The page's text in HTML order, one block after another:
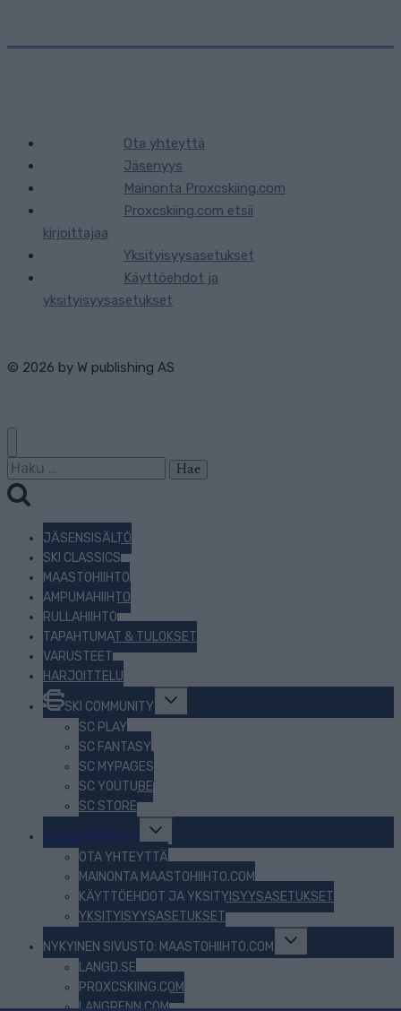
Ota yhteyttä
Jäsenyys
Mainonta Proxcskiing.com
Proxcskiing.com etsii
kirjoittajaa
Yksityisyysasetukset
Käyttöehdot ja
yksityisyysasetukset
© 2026 by W publishing AS
Haku:
JÄSENSISÄLTÖ
SKI CLASSICS
MAASTOHIIHTO
AMPUMAHIIHTO
RULLAHIIHTO
TAPAHTUMAT & TULOKSET
VARUSTEET
HARJOITTELU
SKI COMMUNITY
Toggle
child
menu
SC PLAY
SC FANTASY
SC MYPAGES
SC YOUTUBE
SC STORE
TIETOJA MEISTÄ
Toggle
child
menu
OTA YHTEYTTÄ
MAINONTA MAASTOHIIHTO.COM
KÄYTTÖEHDOT JA YKSITYISYYSASETUKSET
YKSITYISYYSASETUKSET
NYKYINEN SIVUSTO: MAASTOHIIHTO.COM
Toggle
child
menu
LANGD.SE
PROXCSKIING.COM
LANGRENN.COM